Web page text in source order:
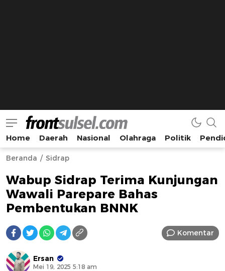
Frontsulsel.com
Terdepan Mengabarkan dari Sulawesi Selatan
Home Daerah Nasional Olahraga Politik
Beranda Sidrap
Wabup Sidrap Terima Kunjungan
Wawali Parepare Bahas
Pembentukan BNNK
Komentar
Ersan
Mei 19, 2025 5:18 am